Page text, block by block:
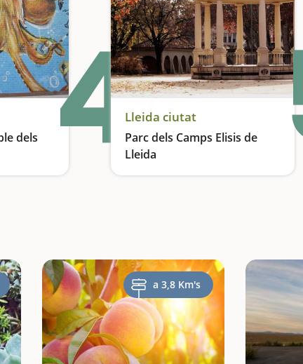
dels
lliure 4Lleida ciutat
Parc dels Camps Elisis de
Lleida
Un jardí romàntic a la vora del Segre
a 3,8 Km's